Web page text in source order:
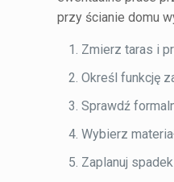
przy ścianie domu
Zmierz taras i
Określ funkcję
Sprawdź
Wybierz
Zaplanuj